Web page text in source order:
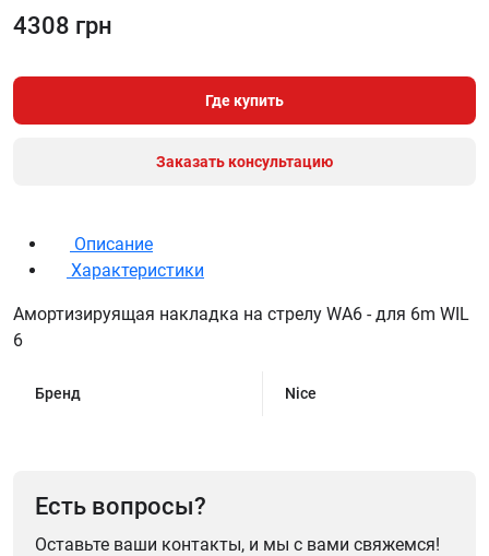
4308 грн
Где купить
Заказать консультацию
Описание
Характеристики
Амортизируящая накладка на стрелу WA6 - для 6m WIL
6
Бренд Nice
Есть вопросы?
Оставьте ваши контакты, и мы с вами свяжемся!